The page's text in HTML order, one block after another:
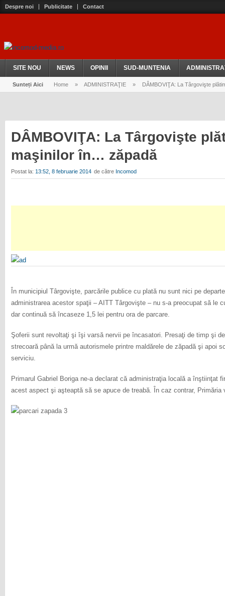
Despre noi Publicitate Contact
SITE NOU NEWS OPINII SUD-MUNTENIA
Sunteți Aici Home » ADMINISTRAŢIE » DÂMBOVIŢA: La Târgovişte
DÂMBOVIŢA: La Târgovişte
maşinilor în… zăpadă
Postat la: 13:52, 8 februarie 2014 de către Incomod
În municipiul Târgovişte, parcările publice cu plată nu sunt nici pe
administrarea acestor spaţii – AITT Târgovişte – nu s-a preocupat să le
dar continuă să încaseze 1,5 lei pentru ora de parcare.
Şoferii sunt revoltaţi şi îşi varsă nervii pe încasatori. Presaţi de timp şi
strecoară până la urmă autorismele printre maldărele de zăpadă şi apoi
serviciu.
Primarul Gabriel Boriga ne-a declarat că administraţia locală a înştiinţat
acest aspect şi aşteaptă să se apuce de treabă. În caz contrar, Primăria